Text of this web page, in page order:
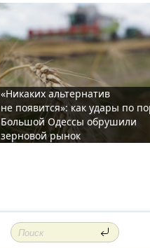
«Никаких альтернатив
не появится»: как удары по
Большой Одессы обрушили
зерновой рынок